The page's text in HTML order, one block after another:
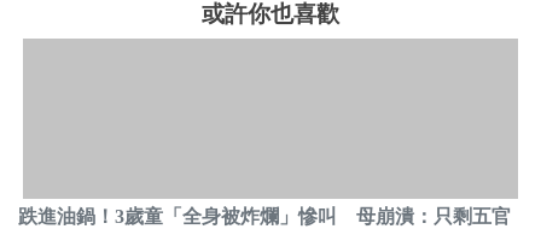
或許你也喜歡
跌進油鍋！3歲童「全身被炸爛」慘叫 母崩潰：只剩五官